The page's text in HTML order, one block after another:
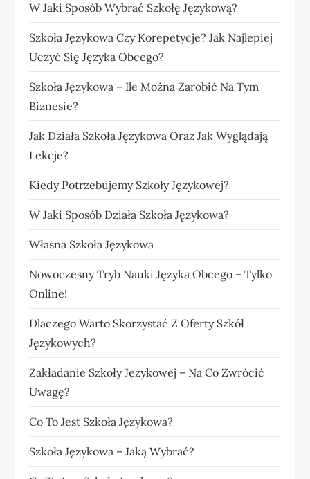
W Jaki Sposób Wybrać Szkołę Językową?
Szkoła Językowa Czy Korepetycje? Jak Najlepiej
Uczyć Się Języka Obcego?
Szkoła Językowa – Ile Można Zarobić Na Tym
Biznesie?
Jak Działa Szkoła Językowa Oraz Jak Wyglądają
Lekcje?
Kiedy Potrzebujemy Szkoły Językowej?
W Jaki Sposób Działa Szkoła Językowa?
Własna Szkoła Językowa
Nowoczesny Tryb Nauki Języka Obcego – Tylko
Online!
Dlaczego Warto Skorzystać Z Oferty Szkół
Językowych?
Zakładanie Szkoły Językowej – Na Co Zwrócić
Uwagę?
Co To Jest Szkoła Językowa?
Szkoła Językowa – Jaką Wybrać?